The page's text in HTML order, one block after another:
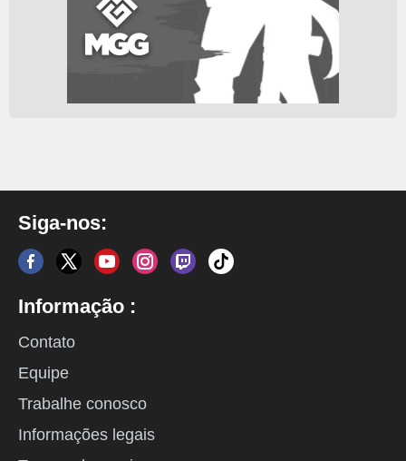
Siga-nos:
Informação :
Contato
Equipe
Trabalhe conosco
Informações legais